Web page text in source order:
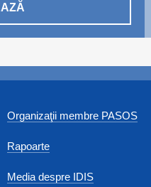
Organizaţii membre PASOS
Rapoarte
Media despre IDIS